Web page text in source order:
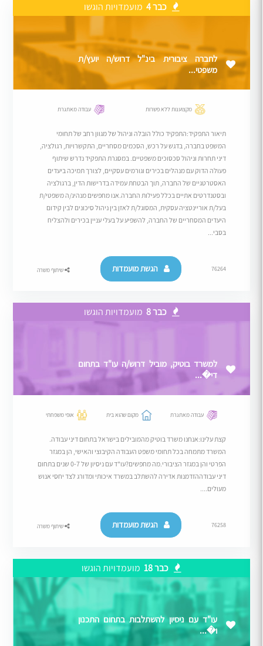
כבר 4 מועמדויות הוגשו
לחברה ציבורית בינ"ל דרוש/ה יועץ/ת
משפטי...
מקצוענות ללא פשרות עבודה מאתגרת
תיאור התפקיד:התפקיד כולל הובלה וניהול של מגוון רחב של תחומי
המשפט בחברה, בדגש על רכש, הסכמים מסחריים, התקשרויות, רגולציה,
דיני תחרות וניהול סכסוכים משפטיים. במסגרת התפקיד נדרש שיתוף
פעולה הדוק עם מנהלים בכירים וגורמים עסקיים, לצורך תמיכה ביעדים
האסטרטגיים של החברה, תוך הבטחת עמידה בדרישות הדין, ברגולציה
ובסטנדרטים אתיים בכלל פעילות החברה.אנו מחפשים מנהיג/ה משפטי/ת
בעל/ת אוריינטציה עסקית, המסוגל/ת לאזן בין ניהול סיכונים לבין קידום
היעדים המסחריים של החברה, להשפיע על בעלי עניין בכירים ולהצליח
בסבי...
76264 הגשת מועמדות שיתוף משרה
כבר 8 מועמדויות הוגשו
למשרד בוטיק, מוביל דרוש/ה עו"ד בתחום
די�...
עבודה מאתגרת מקום שהוא בית אופי משפחתי
קצת עלינו:אנחנו משרד בוטיק מהמובילים בישראל בתחום דיני עבודה.
המשרד מתמחה בכל תחומי משפט העבודה הקיבוצי והאישי, הן במגזר
הפרטי והן במגזר הציבורי.מה מחפשים?עו"ד עם ניסיון של 0-7 שנים בתחום
דיני עבודההזדמנות אדירה להשתלב במשרד איכותי ומדורג לצד יחסי אנוש
מעולים....
76258 הגשת מועמדות שיתוף משרה
כבר 18 מועמדויות הוגשו
עו"ד עם ניסיון להשתלבות בתחום התכנון
ו�...